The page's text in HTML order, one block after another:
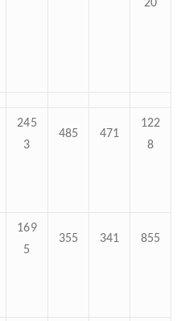
20
245
3
485 471
122
8
169
5
355 341 855